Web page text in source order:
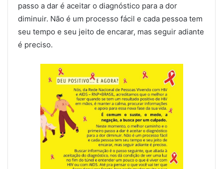
passo a dar é aceitar o diagnóstico para a dor
diminuir. Não é um processo fácil e cada pessoa tem
seu tempo e seu jeito de encarar, mas seguir adiante
é preciso.